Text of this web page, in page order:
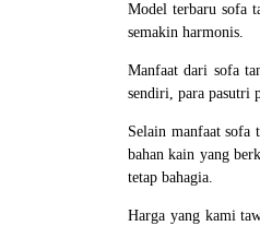
Model terbaru sofa
semakin harmonis.
Manfaat dari sofa
sendiri, para pasutri
Selain manfaat sofa
bahan kain yang
tetap bahagia.
Harga yang kami